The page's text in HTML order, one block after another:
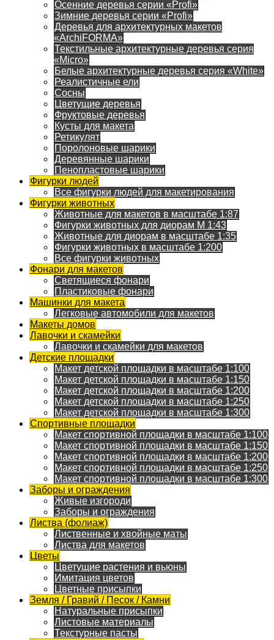
Осенние деревья серии «Profi»
Зимние деревья серии «Profi»
Деревья для архитектурных макетов
«ArchiFORMA»
Текстильные архитектурные деревья серия
«Micro»
Белые архитектурные деревья серия «White»
Реалистичные ели
Сосны
Цветущие деревья
Фруктовые деревья
Кусты для макета
Ретикулят
Поролоновые шарики
Деревянные шарики
Пенопластовые шарики
Фигурки людей
Все фигурки людей для макетирования
Фигурки животных
Животные для макетов в масштабе 1:87
Фигурки животных для диорам М 1:43
Животные для диорам в масштабе 1:35
Фигурки животных в масштабе 1:200
Все фигурки животных
Фонари для макетов
Светящиеся фонари
Пластиковые фонари
Машинки для макета
Легковые автомобили для макетов
Макеты домов
Лавочки и скамейки
Лавочки и скамейки для макетов
Детские площадки
Макет детской площадки в масштабе 1:100
Макет детской площадки в масштабе 1:150
Макет детской площадки в масштабе 1:200
Макет детской площадки в масштабе 1:250
Макет детской площадки в масштабе 1:300
Спортивные площадки
Макет спортивной площадки в масштабе 1:100
Макет спортивной площадки в масштабе 1:150
Макет спортивной площадки в масштабе 1:200
Макет спортивной площадки в масштабе 1:250
Макет спортивной площадки в масштабе 1:300
Заборы и ограждения
Живые изгороди
Заборы и ограждения
Листва (фолиаж)
Лиственные и хвойные маты
Листва для макетов
Цветы
Цветущие растения и вьюны
Имитация цветов
Цветные присыпки
Земля / Гравий / Песок / Камни
Натуральные присыпки
Листовые материалы
Текстурные пасты